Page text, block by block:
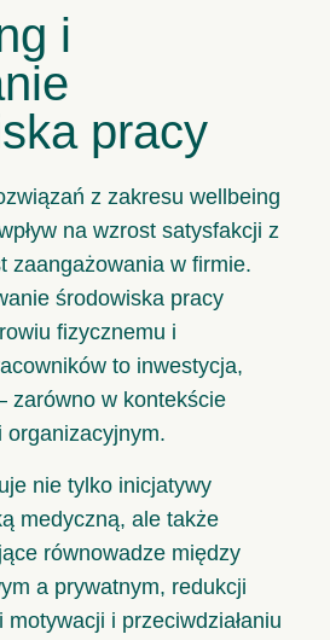
i
pracy
z zakresu wellbeing
na wzrost satysfakcji z
zaangażowania w firmie.
środowiska pracy
fizycznemu i
to inwestycja,
zarówno w kontekście
organizacyjnym.
nie tylko inicjatywy
medyczną, ale także
równowadze między
a prywatnym, redukcji
i przeciwdziałaniu